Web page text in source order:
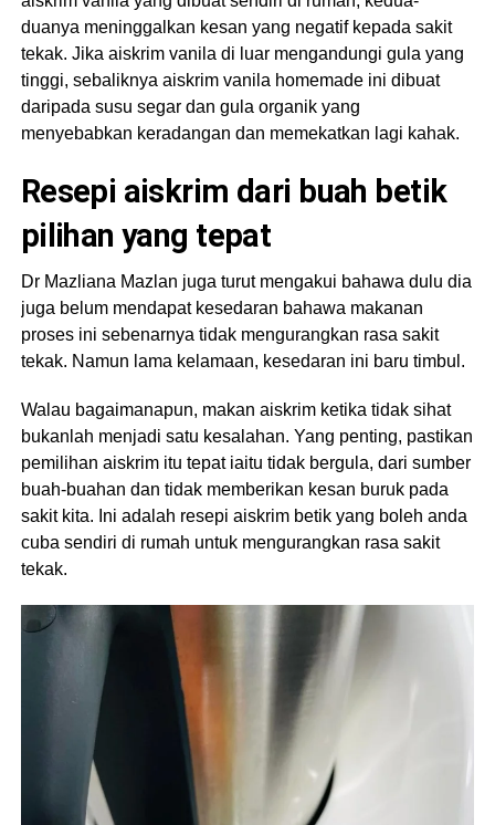
duanya meninggalkan kesan yang negatif kepada sakit
tekak. Jika aiskrim vanila di luar mengandungi gula yang
tinggi, sebaliknya aiskrim vanila homemade ini dibuat
daripada susu segar dan gula organik yang
menyebabkan keradangan dan memekatkan lagi kahak.
Resepi aiskrim dari buah betik
pilihan yang tepat
Dr Mazliana Mazlan juga turut mengakui bahawa dulu dia
juga belum mendapat kesedaran bahawa makanan
proses ini sebenarnya tidak mengurangkan rasa sakit
tekak. Namun lama kelamaan, kesedaran ini baru timbul.
Walau bagaimanapun, makan aiskrim ketika tidak sihat
bukanlah menjadi satu kesalahan. Yang penting, pastikan
pemilihan aiskrim itu tepat iaitu tidak bergula, dari sumber
buah-buahan dan tidak memberikan kesan buruk pada
sakit kita. Ini adalah resepi aiskrim betik yang boleh anda
cuba sendiri di rumah untuk mengurangkan rasa sakit
tekak.